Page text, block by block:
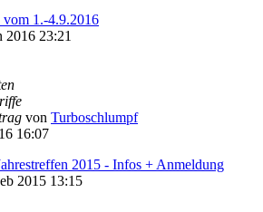
1.-4.9.2016
2016 23:21
von Turboschlumpf
16:07
2015 - Infos + Anmeldung
2015 13:15